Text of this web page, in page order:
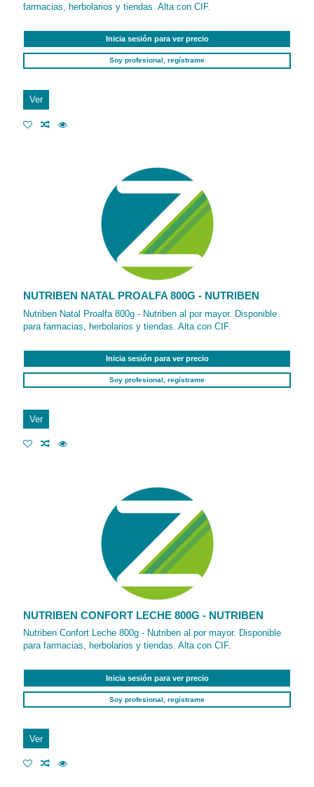
farmacias, herbolarios y tiendas. Alta con CIF.
Inicia sesión para ver precio
Soy profesional, regístrame
Ver
NUTRIBEN NATAL PROALFA 800G - NUTRIBEN
Nutriben Natal Proalfa 800g - Nutriben al por mayor. Disponible
para farmacias, herbolarios y tiendas. Alta con CIF.
Inicia sesión para ver precio
Soy profesional, regístrame
Ver
NUTRIBEN CONFORT LECHE 800G - NUTRIBEN
Nutriben Confort Leche 800g - Nutriben al por mayor. Disponible
para farmacias, herbolarios y tiendas. Alta con CIF.
Inicia sesión para ver precio
Soy profesional, regístrame
Ver